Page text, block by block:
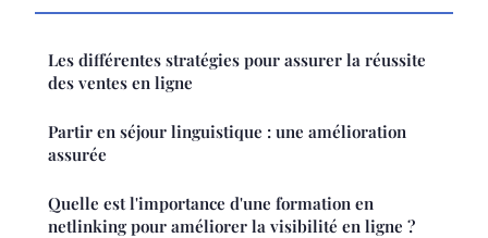
Les différentes stratégies pour assurer la réussite
des ventes en ligne
Partir en séjour linguistique : une amélioration
assurée
Quelle est l'importance d'une formation en
netlinking pour améliorer la visibilité en ligne ?